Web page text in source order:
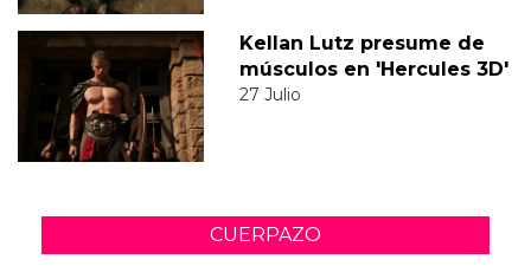
Kellan Lutz presume de
músculos en 'Hercules 3D'
27 Julio
CUERPAZO